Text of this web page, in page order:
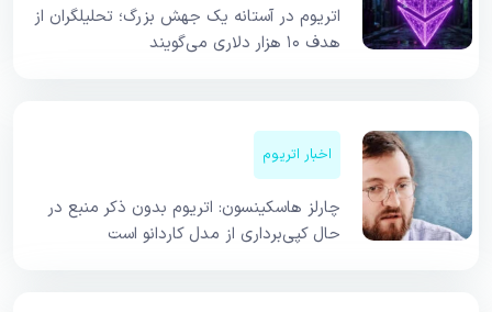
اتریوم در آستانه یک جهش بزرگ؛ تحلیلگران از
هدف ۱۰ هزار دلاری می‌گویند
اخبار اتریوم
چارلز هاسکینسون: اتریوم بدون ذکر منبع در
حال کپی‌برداری از مدل کاردانو است